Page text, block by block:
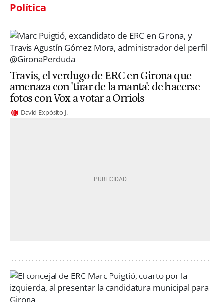
Política
Travis, el verdugo de ERC en Girona que
amenaza con 'tirar de la manta': de hacerse
fotos con Vox a votar a Orriols
David Expósito J.